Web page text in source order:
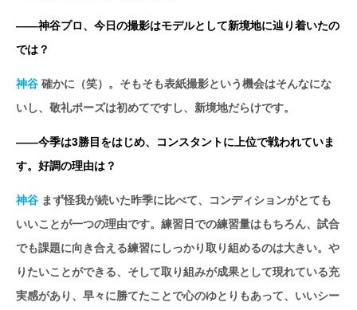
――神谷プロ、今日の撮影はモデルとして新境地に辿り着いたの
では？
神谷 確かに（笑）。そもそも表紙撮影という機会はそんなにな
いし、敬礼ポーズは初めてですし、新境地だらけです。
――今季は3勝目をはじめ、コンスタントに上位で戦われていま
す。好調の理由は？
神谷 まず怪我が続いた昨季に比べて、コンディションがとても
いいことが一つの理由です。練習日での練習量はもちろん、試合
でも課題に向き合える練習にしっかり取り組めるのは大きい。や
りたいことができる、そして取り組みが成果として現れている充
実感があり、早々に勝てたことで心のゆとりもあって、いいシー